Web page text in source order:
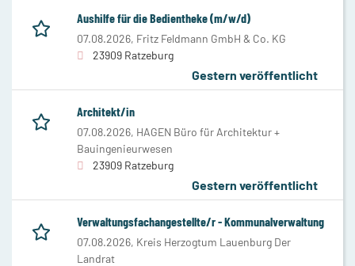
Aushilfe für die Bedientheke (m/w/d)
07.08.2026, Fritz Feldmann GmbH & Co. KG
23909 Ratzeburg
Gestern veröffentlicht
Architekt/in
07.08.2026, HAGEN Büro für Architektur +
Bauingenieurwesen
23909 Ratzeburg
Gestern veröffentlicht
Verwaltungsfachangestellte/r - Kommunalverwaltung
07.08.2026, Kreis Herzogtum Lauenburg Der
Landrat